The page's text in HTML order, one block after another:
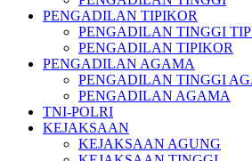
PENGADILAN TIPIKOR
PENGADILAN TINGGI
PENGADILAN TIPIKOR
PENGADILAN AGAMA
PENGADILAN TINGGI
PENGADILAN AGAMA
TNI-POLRI
KEJAKSAAN
KEJAKSAAN AGUNG